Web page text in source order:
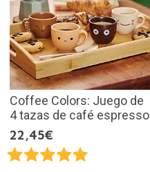
Coffee Colors: Juego de
4 tazas de café espresso
22,45€